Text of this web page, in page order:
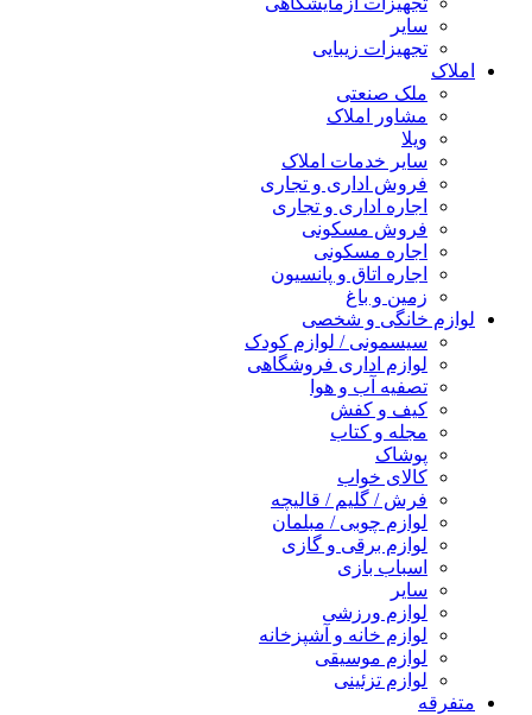
سایر
تجهیزات زیبایی
املاک
ملک صنعتی
مشاور املاک
ویلا
سایر خدمات املاک
فروش اداری و تجاری
اجاره اداری و تجاری
فروش مسکونی
اجاره مسکونی
اجاره اتاق و پانسیون
زمین و باغ
لوازم خانگی و شخصی
سیسمونی / لوازم کودک
لوازم اداری فروشگاهی
تصفیه آب و هوا
کیف و کفش
مجله و کتاب
پوشاک
کالای خواب
فرش / گلیم / قالیچه
لوازم چوبی / مبلمان
لوازم برقی و گازی
اسباب بازی
سایر
لوازم ورزشی
لوازم خانه و آشپزخانه
لوازم موسیقی
لوازم تزئینی
متفرقه